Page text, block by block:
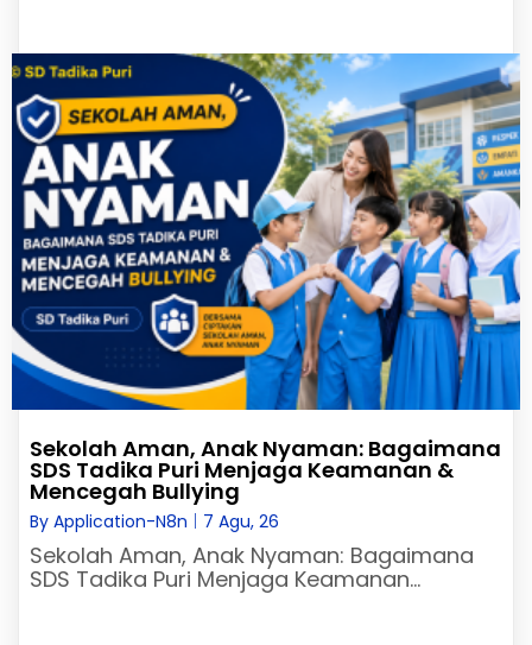
Sekolah Aman, Anak Nyaman: Bagaimana
SDS Tadika Puri Menjaga Keamanan &
Mencegah Bullying
By Application-N8n | 7 Agu, 26
Sekolah Aman, Anak Nyaman: Bagaimana
SDS Tadika Puri Menjaga Keamanan…